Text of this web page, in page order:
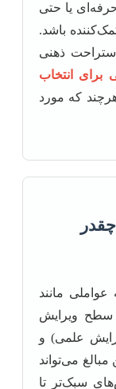
یا حتی
باشد.
ذهنی
برای انتخاب
که مورد
عواملی مانند
سطح ویرایش
علمی) و
می‌تواند
سبک‌تر تا